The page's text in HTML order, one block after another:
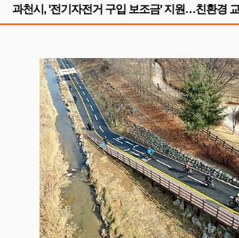
과천시, '전기자전거 구입 보조금' 지원…친환경